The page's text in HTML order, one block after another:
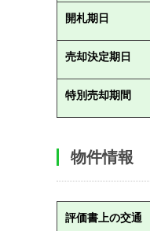
開札期日
売却決定期日
特別売却期間
物件情報
評価書上の交通